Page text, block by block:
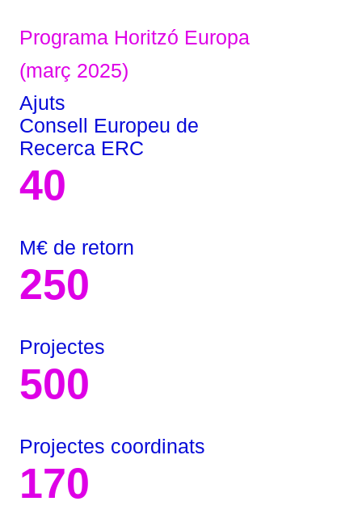
Programa Horitzó Europa
(març 2025)
Ajuts
Consell Europeu de
Recerca ERC
40
M€ de retorn
250
Projectes
500
Projectes coordinats
170